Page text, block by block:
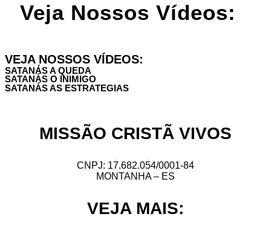
Veja Nossos Vídeos:
VEJA NOSSOS VÍDEOS:
SATANÁS A QUEDA
SATANÁS O INIMIGO
SATANÁS AS ESTRATEGIAS
MISSÃO CRISTÃ VIVOS
CNPJ: 17.682.054/0001-84
MONTANHA – ES
VEJA MAIS: